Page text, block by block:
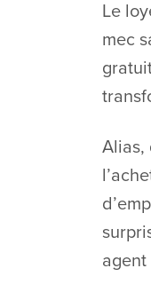
Le
mec
Alias,
agent